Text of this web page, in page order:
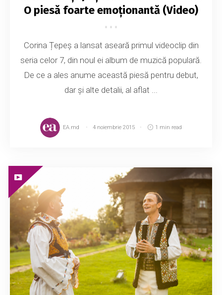
O piesă foarte emoționantă (Video)
Corina Țepeș a lansat aseară primul videoclip din
seria celor 7, din noul ei album de muzică populară.
De ce a ales anume această piesă pentru debut,
dar și alte detalii, al aflat ...
EA.md 4 noiembrie 2015 1 min read